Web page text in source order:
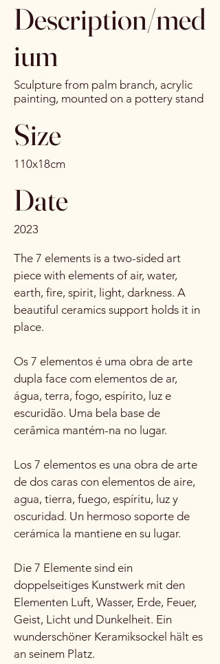
Description/med
ium
Sculpture from palm branch, acrylic
painting, mounted on a pottery stand
Size
110x18cm
Date
2023
The 7 elements is a two-sided art
piece with elements of air, water,
earth, fire, spirit, light, darkness. A
beautiful ceramics support holds it in
place.
Os 7 elementos é uma obra de arte
dupla face com elementos de ar,
água, terra, fogo, espírito, luz e
escuridão. Uma bela base de
cerâmica mantém-na no lugar.
Los 7 elementos es una obra de arte
de dos caras con elementos de aire,
agua, tierra, fuego, espíritu, luz y
oscuridad. Un hermoso soporte de
cerámica la mantiene en su lugar.
Die 7 Elemente sind ein
doppelseitiges Kunstwerk mit den
Elementen Luft, Wasser, Erde, Feuer,
Geist, Licht und Dunkelheit. Ein
wunderschöner Keramiksockel hält es
an seinem Platz.